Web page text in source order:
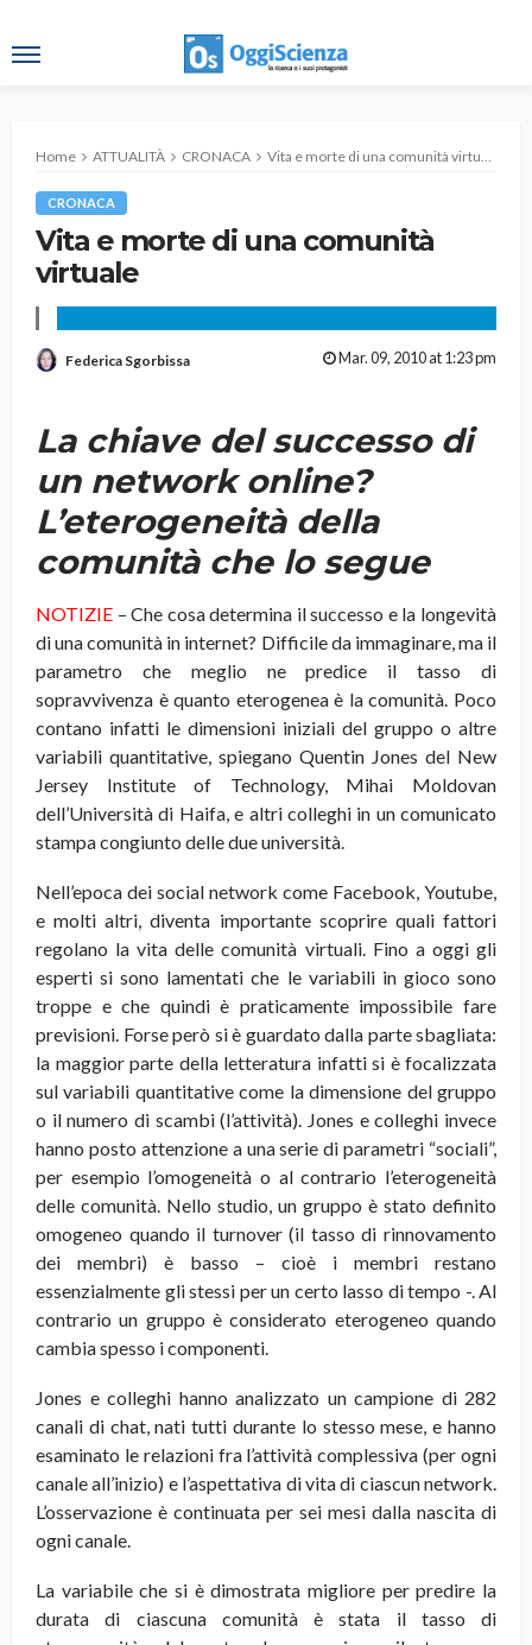
Home ATTUALITÀ CRONACA Vita e morte di una comunità virtuale
CRONACA
Vita e morte di una comunità
virtuale
Federica Sgorbissa Mar. 09, 2010 at 1:23 pm
La chiave del successo di
un network online?
L’eterogeneità della
comunità che lo segue
NOTIZIE – Che cosa determina il successo e la longevità
di una comunità in internet? Difficile da immaginare, ma il
parametro che meglio ne predice il tasso di
sopravvivenza è quanto eterogenea è la comunità. Poco
contano infatti le dimensioni iniziali del gruppo o altre
variabili quantitative, spiegano Quentin Jones del New
Jersey Institute of Technology, Mihai Moldovan
dell’Università di Haifa, e altri colleghi in un comunicato
stampa congiunto delle due università.
Nell’epoca dei social network come Facebook, Youtube,
e molti altri, diventa importante scoprire quali fattori
regolano la vita delle comunità virtuali. Fino a oggi gli
esperti si sono lamentati che le variabili in gioco sono
troppe e che quindi è praticamente impossibile fare
previsioni. Forse però si è guardato dalla parte sbagliata:
la maggior parte della letteratura infatti si è focalizzata
sul variabili quantitative come la dimensione del gruppo
o il numero di scambi (l’attività). Jones e colleghi invece
hanno posto attenzione a una serie di parametri “sociali”,
per esempio l’omogeneità o al contrario l’eterogeneità
delle comunità. Nello studio, un gruppo è stato definito
omogeneo quando il turnover (il tasso di rinnovamento
dei membri) è basso – cioè i membri restano
essenzialmente gli stessi per un certo lasso di tempo -. Al
contrario un gruppo è considerato eterogeneo quando
cambia spesso i componenti.
Jones e colleghi hanno analizzato un campione di 282
canali di chat, nati tutti durante lo stesso mese, e hanno
esaminato le relazioni fra l’attività complessiva (per ogni
canale all’inizio) e l’aspettativa di vita di ciascun network.
L’osservazione è continuata per sei mesi dalla nascita di
ogni canale.
La variabile che si è dimostrata migliore per predire la
durata di ciascuna comunità è stata il tasso di